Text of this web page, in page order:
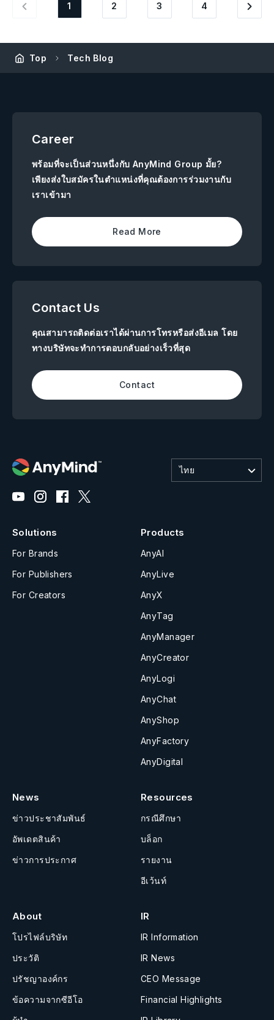
1 2 3 4
Top Tech Blog
Career
พร้อมที่จะเป็นส่วนหนึ่งกับ AnyMind Group มั้ย?
เพียงส่งใบสมัครในตำแหน่งที่คุณต้องการร่วมงานกับ
เราเข้ามา
Read More
Contact Us
คุณสามารถติดต่อเราได้ผ่านการโทรหรือส่งอีเมล โดย
ทางบริษัทจะทำการตอบกลับอย่างเร็วที่สุด
Contact
ไทย
Solutions
For Brands
For Publishers
For Creators
Products
AnyAI
AnyLive
AnyX
AnyTag
AnyManager
AnyCreator
AnyLogi
AnyChat
AnyShop
AnyFactory
AnyDigital
News
ข่าวประชาสัมพันธ์
อัพเดตสินค้า
ข่าวการประกาศ
Resources
กรณีศึกษา
บล็อก
รายงาน
อีเว้นท์
About
โปรไฟล์บริษัท
ประวัติ
ปรัชญาองค์กร
ข้อความจากซีอีโอ
IR
IR Information
IR News
CEO Message
Financial Highlights